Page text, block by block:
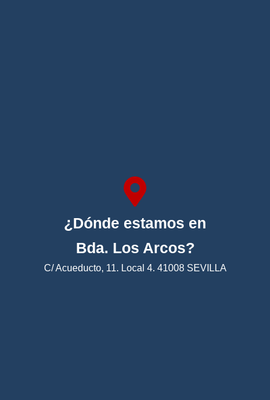
¿Dónde estamos en
Bda. Los Arcos?
C/ Acueducto, 11. Local 4. 41008 SEVILLA